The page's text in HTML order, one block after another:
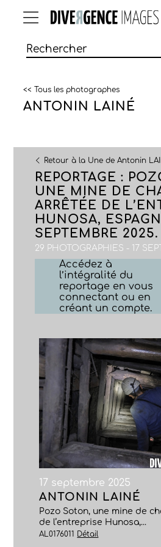
<< Tous les photographes
ANTONIN LAINÉ
Retour à la Une de Antonin
REPORTAGE :
UNE MINE DE
ARRÊTÉE DE
HUNOSA,
SEPTEMBRE 2025.
29 PHOTOGRAPHIES - 17
Accédez à
l’intégralité du
reportage en vous
connectant ou en
créant un compte.
17 septembre 2025
ANTONIN LAINÉ
Pozo Soton, une mine de
de l’entreprise Hunosa,...
AL0176011 Détail